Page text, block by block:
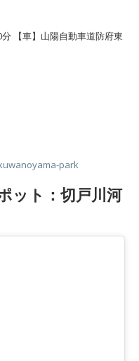
【車】山陽自動車道防府東
park
ット：切戸川河